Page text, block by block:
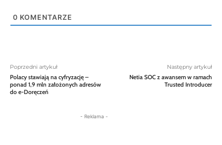
0 KOMENTARZE
Poprzedni artykuł
Polacy stawiają na cyfryzację –
ponad 1,9 mln założonych adresów
do e-Doręczeń
Następny artykuł
Netia SOC z awansem w ramach
Trusted Introducer
- Reklama -